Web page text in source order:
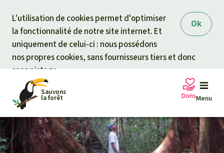
Ok
L’utilisation de cookies permet d'optimiser
la fonctionnalité de notre site internet. Et
uniquement de celui-ci : nous possédons
nos propres cookies, sans fournisseurs tiers et donc
sans pistage.
Sauvons
la forêt Menu
Pétitions
Dons
Votre soutien est capital